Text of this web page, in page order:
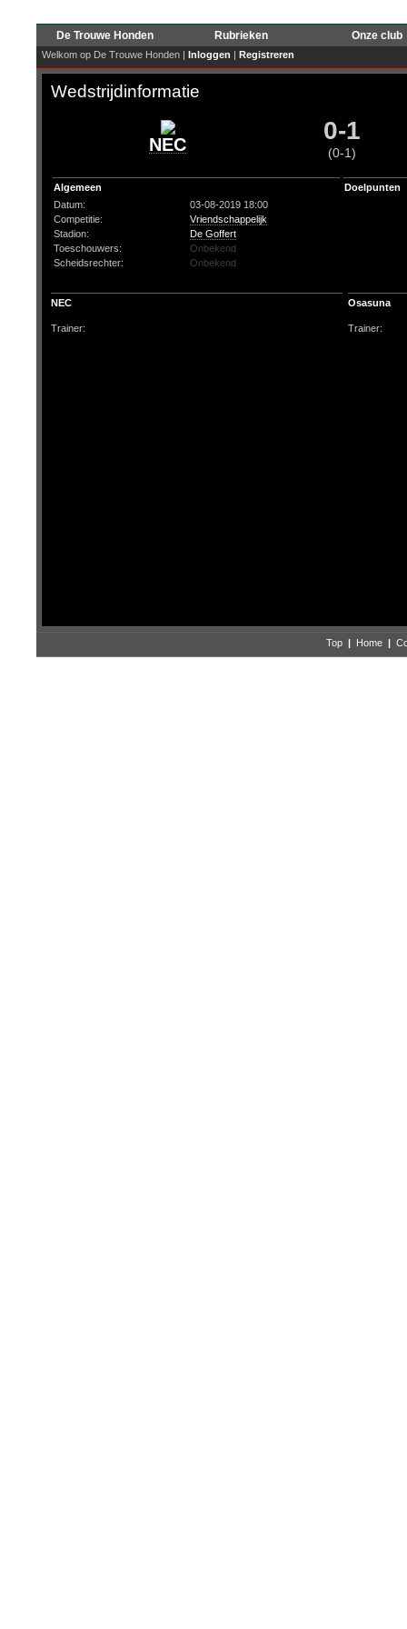
De Trouwe Honden Rubrieken Onze club
Welkom op De Trouwe Honden | Inloggen | Registreren
Wedstrijdinformatie
NEC 0-1
(0-1)
Algemeen
Datum:
03-08-2019 18:00
Competitie:
Vriendschappelijk
Stadion:
De Goffert
Toeschouwers:
Onbekend
Scheidsrechter:
Onbekend
Doelpunten
NEC Osasuna
Trainer: Trainer:
Top | Home |